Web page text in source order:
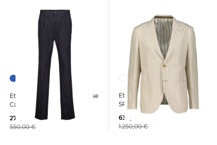
Etro | Herren Bundfaltenhose
Carrot Leg
279,99 €
550,00 €
Etro | Herren Sakko ROMA
SPORT
630,00 €
1.250,00 €